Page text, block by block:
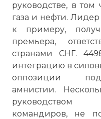
руководстве, в том
газа и нефти.
к примеру,
премьера,
странами СНГ.
интеграцию в
оппозиции
амнистии.
руководством
командиров, не